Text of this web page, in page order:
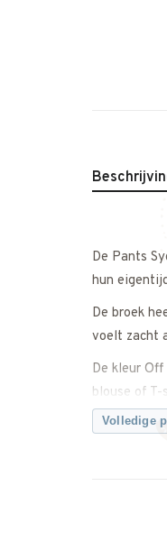
De Pants
hun
De broek
voelt zacht
De kleur
blouse of
familiediner.
Twijfel je
Volledige